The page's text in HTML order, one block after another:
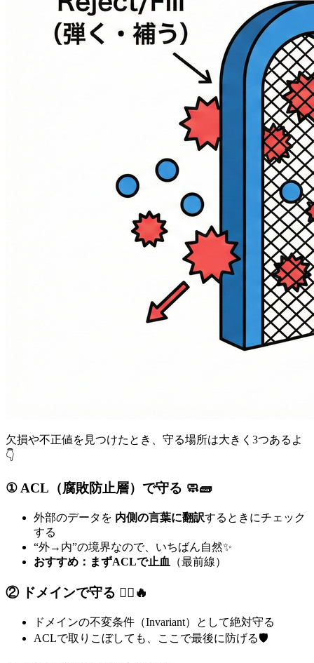
欠損や不正値を見つけたとき、守る場所は大きく3つあるよ
👇
① ACL（腐敗防止層）で守る 🧼🧱
外部のデータを 内側の言葉に翻訳するときにチェック
する
“外→内”の境界なので、いちばん自然✨
おすすめ：まずACLで止血
（最前線）
② ドメインで守る 👮‍♀️🔥
ドメインの不変条件（Invariant）として絶対守る
ACLで取りこぼしても、ここで最後に防げる🛡️